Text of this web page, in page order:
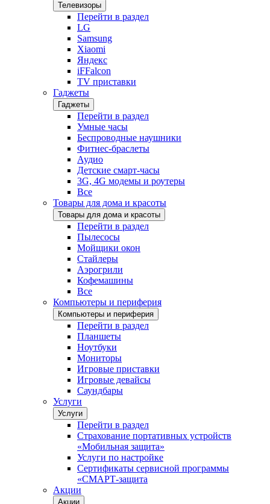
Телевизоры
Перейти в раздел
LG
Samsung
Xiaomi
Яндекс
iFFalcon
TV приставки
Гаджеты
Гаджеты
Перейти в раздел
Умные часы
Беспроводные наушники
Фитнес-браслеты
Аудио
Детские смарт-часы
3G, 4G модемы и роутеры
Все
Товары для дома и красоты
Товары для дома и красоты
Перейти в раздел
Пылесосы
Мойщики окон
Стайлеры
Аэрогрили
Кофемашины
Все
Компьютеры и периферия
Компьютеры и периферия
Перейти в раздел
Планшеты
Ноутбуки
Мониторы
Игровые приставки
Игровые девайсы
Саундбары
Услуги
Услуги
Перейти в раздел
Страхование портативных устройств
«Мобильная защита»
Услуги по настройке
Сертификаты сервисной программы
«СМАРТ-защита
Акции
Акции